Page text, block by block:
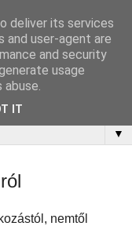
Holistic Pulsing
▼
nemtől
deliver its services
and user-agent are
and security
usage
IT